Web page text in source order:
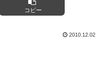
コピー
2010.12.02